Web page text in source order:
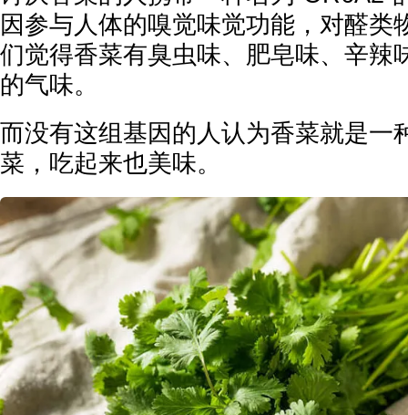
因参与人体的嗅觉味觉功能，对醛类
们觉得香菜有臭虫味、肥皂味、辛辣
的气味。
而没有这组基因的人认为香菜就是一
菜，吃起来也美味。